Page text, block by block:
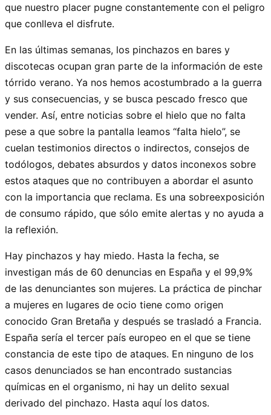
que nuestro placer pugne constantemente con el peligro
que conlleva el disfrute.
En las últimas semanas, los pinchazos en bares y
discotecas ocupan gran parte de la información de este
tórrido verano. Ya nos hemos acostumbrado a la guerra
y sus consecuencias, y se busca pescado fresco que
vender. Así, entre noticias sobre el hielo que no falta
pese a que sobre la pantalla leamos “falta hielo”, se
cuelan testimonios directos o indirectos, consejos de
todólogos, debates absurdos y datos inconexos sobre
estos ataques que no contribuyen a abordar el asunto
con la importancia que reclama. Es una sobreexposición
de consumo rápido, que sólo emite alertas y no ayuda a
la reflexión.
Hay pinchazos y hay miedo. Hasta la fecha, se
investigan más de 60 denuncias en España y el 99,9%
de las denunciantes son mujeres. La práctica de pinchar
a mujeres en lugares de ocio tiene como origen
conocido Gran Bretaña y después se trasladó a Francia.
España sería el tercer país europeo en el que se tiene
constancia de este tipo de ataques. En ninguno de los
casos denunciados se han encontrado sustancias
químicas en el organismo, ni hay un delito sexual
derivado del pinchazo. Hasta aquí los datos.